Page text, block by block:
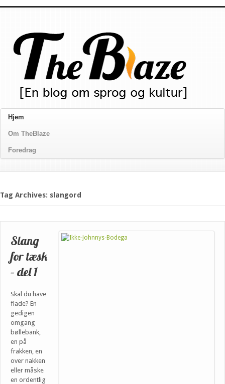
Hjem
Om TheBlaze
Foredrag
Tag Archives: slangord
Slang
for tæsk
– del 1
Skal du have
flade? En
gedigen
omgang
bøllebank,
en på
frakken, en
over nakken
eller måske
en ordentlig